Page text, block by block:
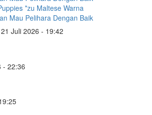
*zu Maltese Warna
Mau Pelihara Dengan Baik
21 Juli 2026 - 19:42
- 22:36